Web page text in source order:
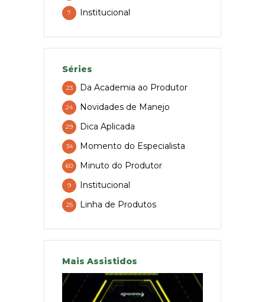
Institucional
7
Séries
Da Academia ao Produtor
23
Novidades de Manejo
24
Dica Aplicada
29
Momento do Especialista
34
Minuto do Produtor
60
Institucional
9
Linha de Produtos
25
Mais Assistidos